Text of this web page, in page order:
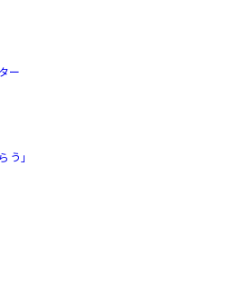
ー
う」